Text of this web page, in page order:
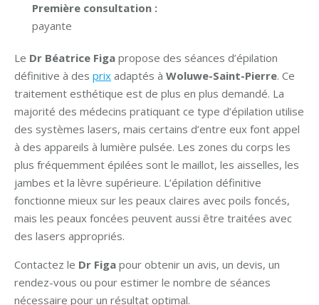
Première consultation :
payante
Le Dr Béatrice Figa propose des séances d’épilation
définitive à des prix adaptés à Woluwe-Saint-Pierre. Ce
traitement esthétique est de plus en plus demandé. La
majorité des médecins pratiquant ce type d’épilation utilise
des systèmes lasers, mais certains d’entre eux font appel
à des appareils à lumière pulsée. Les zones du corps les
plus fréquemment épilées sont le maillot, les aisselles, les
jambes et la lèvre supérieure. L’épilation définitive
fonctionne mieux sur les peaux claires avec poils foncés,
mais les peaux foncées peuvent aussi être traitées avec
des lasers appropriés.
Contactez le Dr Figa pour obtenir un avis, un devis, un
rendez-vous ou pour estimer le nombre de séances
nécessaire pour un résultat optimal.